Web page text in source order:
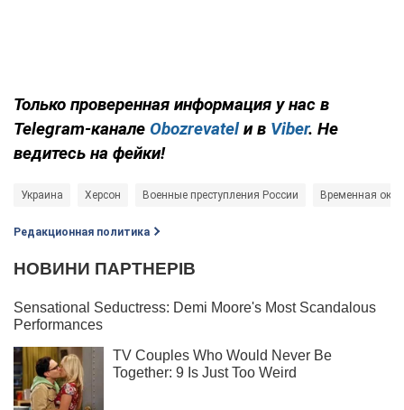
Только проверенная информация у нас в
Telegram-канале Obozrevatelи в Viber. Не
ведитесь на фейки!
Украина Херсон Военные преступления России Временная
Редакционная политика